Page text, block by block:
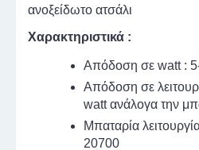
ανοξείδωτο ατσάλι
Χαρακτηριστικά :
Απόδοση σε watt :
Απόδοση σε
watt ανάλογα την
Μπαταρία
20700